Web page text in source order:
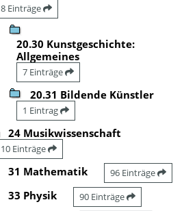
8 Einträge
20.30 Kunstgeschichte:
Allgemeines
7 Einträge
20.31 Bildende Künstler
1 Eintrag
24 Musikwissenschaft
10 Einträge
31 Mathematik 96 Einträge
33 Physik 90 Einträge